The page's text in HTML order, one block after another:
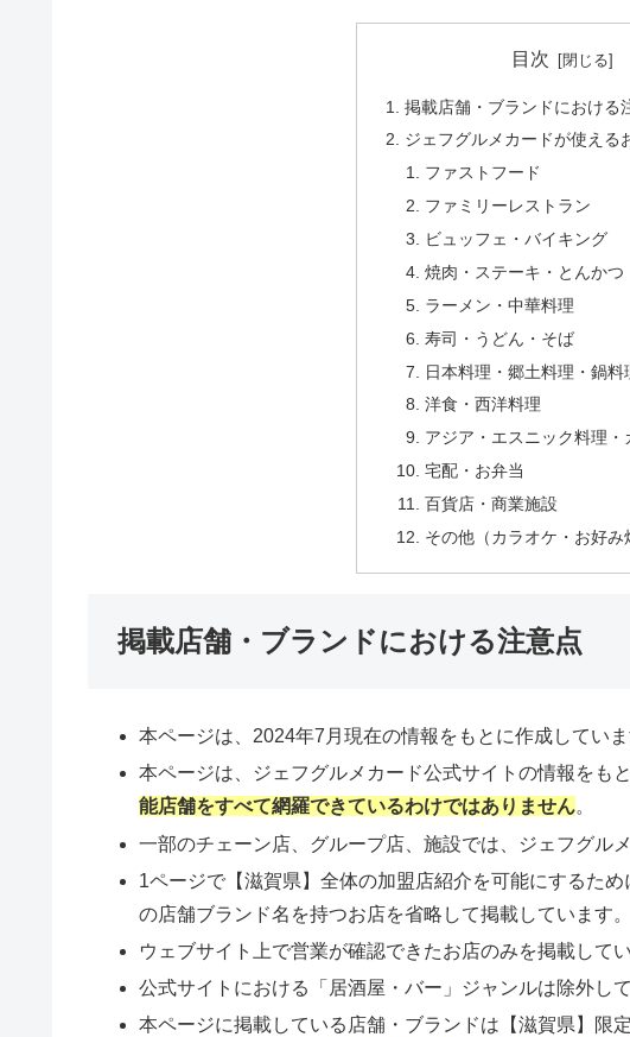
目次
掲載店舗・ブランドにおける
ジェフグルメカードが使える
ファストフード
ファミリーレストラン
ビュッフェ・バイキング
焼肉・ステーキ・とんかつ
ラーメン・中華料理
寿司・うどん・そば
日本料理・郷土料理・鍋料
洋食・西洋料理
アジア・エスニック料理・
宅配・お弁当
百貨店・商業施設
その他（カラオケ・お好み
掲載店舗・ブランドにおける注意点
本ページは、2024年7月現在の情報をもとに作成していま
本ページは、ジェフグルメカード公式サイトの情報をも
能店舗をすべて網羅できているわけではありません。
一部のチェーン店、グループ店、施設では、ジェフグル
1ページで【滋賀県】全体の加盟店紹介を可能にするた
の店舗ブランド名を持つお店を省略して掲載しています。
ウェブサイト上で営業が確認できたお店のみを掲載してい
公式サイトにおける「居酒屋・バー」ジャンルは除外して
本ページに掲載している店舗・ブランドは【滋賀県】限